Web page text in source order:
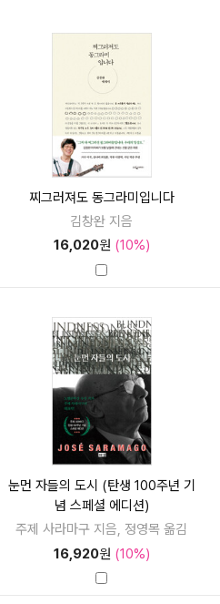
찌그러져도 동그라미입니다
김창완 지음
16,020원 (10%)
눈먼 자들의 도시 (탄생 100주년 기
념 스페셜 에디션)
주제 사라마구 지음, 정영목 옮김
16,920원 (10%)